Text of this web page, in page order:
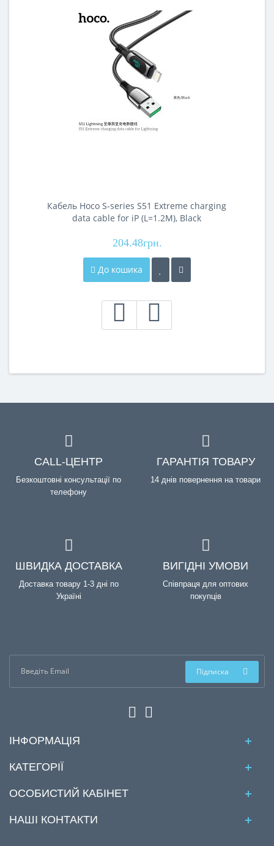
Кабель Hoco S-series S51 Extreme charging
data cable for iP (L=1.2M), Black
204.48грн.
До кошика
CALL-ЦЕНТР
Безкоштовні консультації по
телефону
ГАРАНТІЯ ТОВАРУ
14 днів повернення на товари
ШВИДКА ДОСТАВКА
Доставка товару 1-3 дні по
Україні
ВИГІДНІ УМОВИ
Співпраця для оптових
покупців
Підписка
ІНФОРМАЦІЯ
КАТЕГОРІЇ
ОСОБИСТИЙ КАБІНЕТ
НАШІ КОНТАКТИ